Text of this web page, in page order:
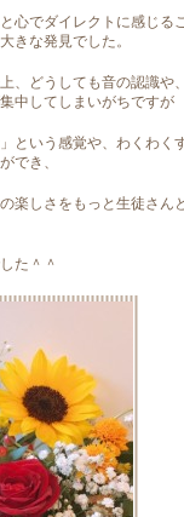
心でダイレクトに感じる
きな発見でした。
、どうしても音の認識や
中してしまいがちですが
」という感覚や、わくわく
でき、
楽しさをもっと生徒さん
た＾＾